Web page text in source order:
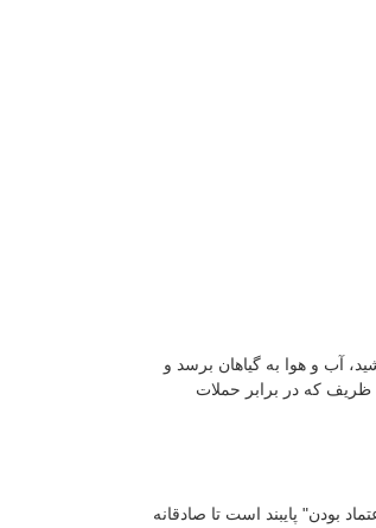
آب و هوا به گیاهان برسد و
ظریف که در برابر حملات
بودن" پایبند است تا صادقانه